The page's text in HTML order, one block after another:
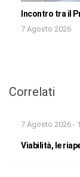
Incontro tra il
7 Agosto 2026
Correlati
7 Agosto 2026 -
Viabilità, le